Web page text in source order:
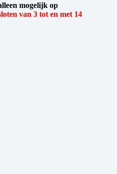
mogelijk op
van 3 tot en met 14